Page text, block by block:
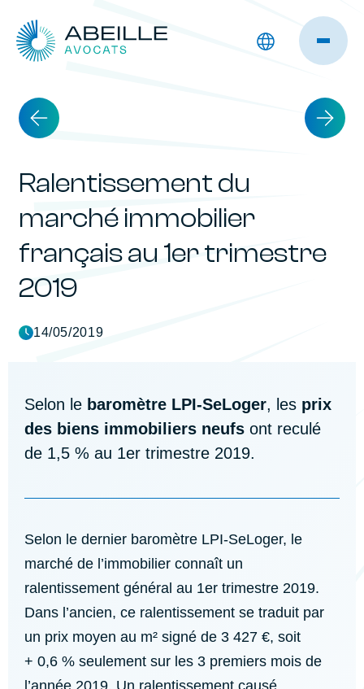
Ralentissement du
marché immobilier
français au 1er trimestre
2019
14/05/2019
Selon le baromètre LPI-SeLoger, les prix
des biens immobiliers neufs ont reculé
de 1,5 % au 1er trimestre 2019.
Selon le dernier baromètre LPI-SeLoger, le
marché de l’immobilier connaît un
ralentissement général au 1er trimestre 2019.
Dans l’ancien, ce ralentissement se traduit par
un prix moyen au m² signé de 3 427 €, soit
+ 0,6 % seulement sur les 3 premiers mois de
l’année 2019. Un ralentissement causé